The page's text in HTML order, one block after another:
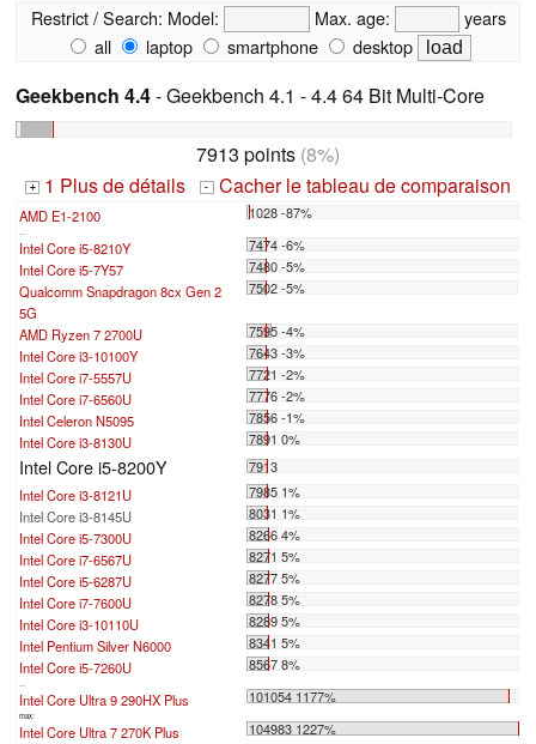
Restrict / Search: Model: Max. age:
years
all
laptop smartphone desktop
Geekbench 4.4- Geekbench 4.1 - 4.4 64 Bit Multi-Core
7913 points (8%)
+ 1 Plus de détails - Cacher le tableau de comparaison
AMD E1-2100 1028 -87%
...
Intel Core i5-8210Y
7474 -6%
Intel Core i5-7Y57
7480 -5%
Qualcomm Snapdragon 8cx Gen 2
5G
7502 -5%
AMD Ryzen 7 2700U
7595 -4%
Intel Core i3-10100Y
7643 -3%
Intel Core i7-5557U
7721 -2%
Intel Core i7-6560U
7776 -2%
Intel Celeron N5095
7856 -1%
Intel Core i3-8130U
7891 0%
Intel Core i5-8200Y
7913
Intel Core i3-8121U
7985 1%
Intel Core i3-8145U
8031 1%
Intel Core i5-7300U
8266 4%
Intel Core i7-6567U
8271 5%
Intel Core i5-6287U
8277 5%
Intel Core i7-7600U
8278 5%
Intel Core i3-10110U
8289 5%
Intel Pentium Silver N6000
8341 5%
Intel Core i5-7260U
8567 8%
...
Intel Core Ultra 9 290HX Plus 101054 1177%
max:
Intel Core Ultra 7 270K Plus 104983 1227%